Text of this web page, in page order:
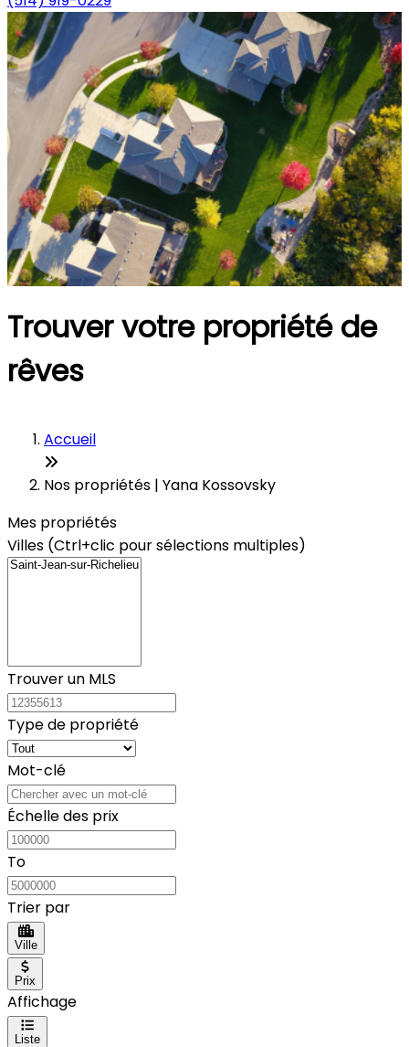
Trouver votre propriété de
rêves
Accueil
Nos propriétés | Yana Kossovsky
Mes propriétés
Villes (Ctrl+clic pour sélections multiples)
Trouver un MLS
Type de propriété
Mot-clé
Échelle des prix
To
Trier par
Ville
Prix
Affichage
Liste